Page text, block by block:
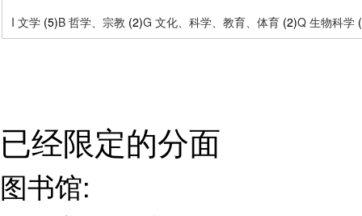
I 文学 (5)B 哲学、宗教 (2)G 文化、科学、教育、体育 (2)Q 生物科学
已经限定的分面
图书馆: